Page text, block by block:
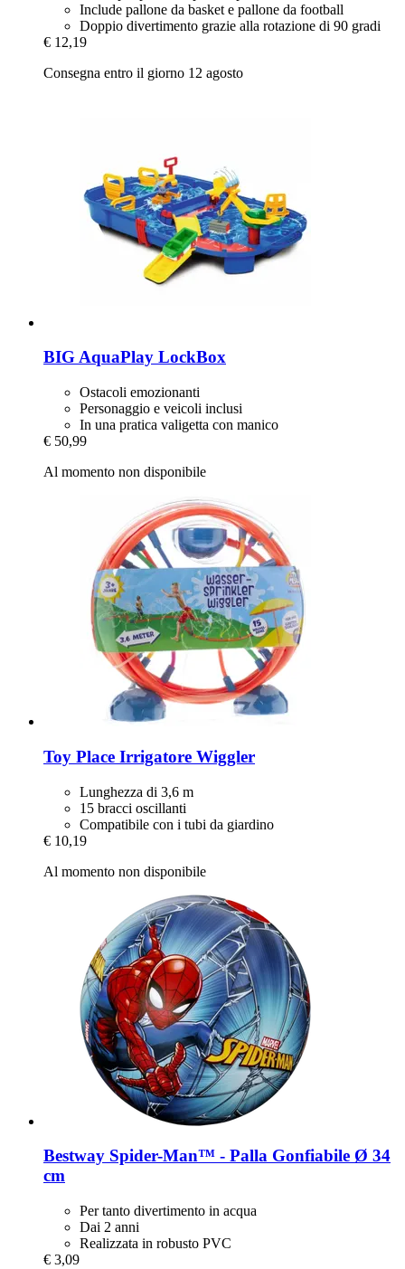
Include pallone da basket e pallone da football
Doppio divertimento grazie alla rotazione di 90 gradi
€ 12,19
Consegna entro il giorno 12 agosto
BIGAquaPlay LockBox
Ostacoli emozionanti
Personaggio e veicoli inclusi
In una pratica valigetta con manico
€ 50,99
Al momento non disponibile
Toy Place Irrigatore Wiggler
Lunghezza di 3,6 m
15 bracci oscillanti
Compatibile con i tubi da giardino
€ 10,19
Al momento non disponibile
Bestway Spider-​Man™ -​ Palla Gonfiabile Ø 34
cm
Per tanto divertimento in acqua
Dai 2 anni
Realizzata in robusto PVC
€ 3,09